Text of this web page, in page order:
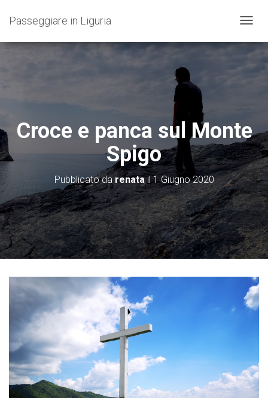
Passeggiare in Liguria
A
V
N
E
T
O
G
E
Croce e panca sul Monte
Spigo
Pubblicato da renatail1 Giugno 2020